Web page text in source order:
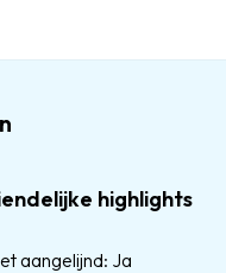
highlights
aangelijnd: Ja